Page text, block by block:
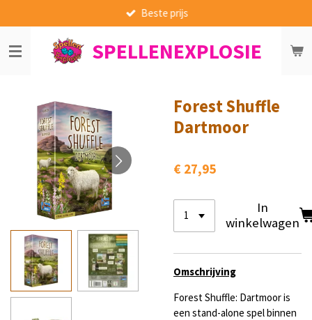
direct
naar
de
SPELLENEXPLOSIE
Beste prijs
Forest Shuffle
Dartmoor
€ 27,95
In
winkelwagen
Omschrijving
Forest Shuffle: Dartmoor is
een stand-alone spel binnen